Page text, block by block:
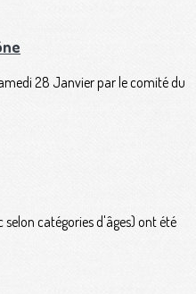
28 Janvier par le comité du
selon catégories d'âges) ont été